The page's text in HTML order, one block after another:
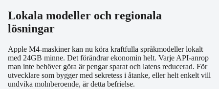
Lokala modeller och regionala
lösningar
Apple M4-maskiner kan nu köra kraftfulla språkmodeller lokalt
med 24GB minne. Det förändrar ekonomin helt. Varje API-anrop
man inte behöver göra är pengar sparat och latens reducerad. För
utvecklare som bygger med sekretess i åtanke, eller helt enkelt vill
undvika molnberoende, är detta befrielse.